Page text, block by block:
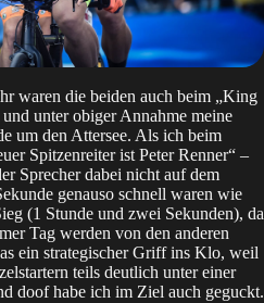
waren die beiden auch beim „King
unter obiger Annahme meine
um den Attersee. Als ich beim
Spitzenreiter ist Peter Renner“ –
Sprecher dabei nicht auf dem
genauso schnell waren wie
(1 Stunde und zwei Sekunden), da
Tag werden von den anderen
ein strategischer Griff ins Klo, weil
teils deutlich unter einer
doof habe ich im Ziel auch geguckt.